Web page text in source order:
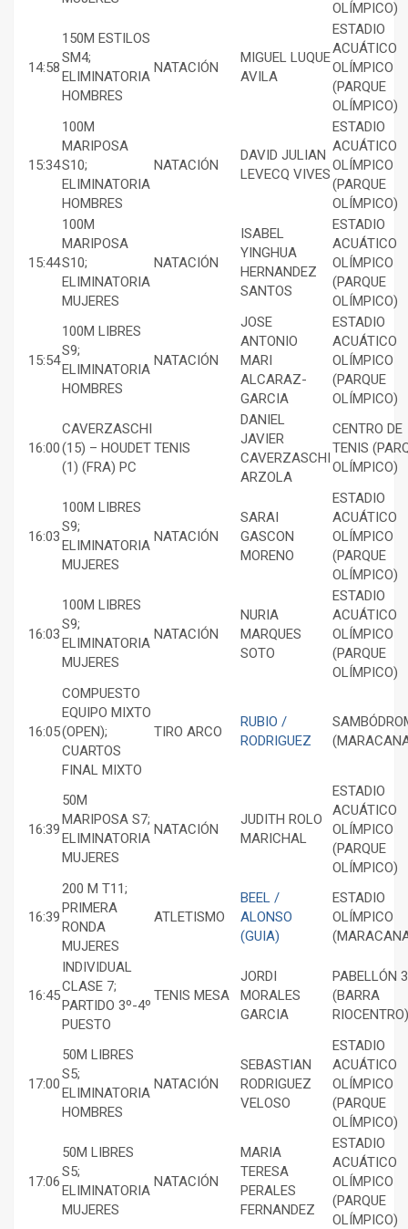
OLÍMPICO)
14:58
150M ESTILOS
SM4;
ELIMINATORIA
HOMBRES
NATACIÓN
MIGUEL LUQUE
AVILA
ESTADIO
ACUÁTICO
OLÍMPICO
(PARQUE
OLÍMPICO)
15:34
100M
MARIPOSA
S10;
ELIMINATORIA
HOMBRES
NATACIÓN
DAVID JULIAN
LEVECQ VIVES
ESTADIO
ACUÁTICO
OLÍMPICO
(PARQUE
OLÍMPICO)
15:44
100M
MARIPOSA
S10;
ELIMINATORIA
MUJERES
NATACIÓN
ISABEL
YINGHUA
HERNANDEZ
SANTOS
ESTADIO
ACUÁTICO
OLÍMPICO
(PARQUE
OLÍMPICO)
15:54
100M LIBRES
S9;
ELIMINATORIA
HOMBRES
NATACIÓN
JOSE
ANTONIO
MARI
ALCARAZ-
GARCIA
ESTADIO
ACUÁTICO
OLÍMPICO
(PARQUE
OLÍMPICO)
16:00
CAVERZASCHI
(15) – HOUDET
(1) (FRA) PC
TENIS
DANIEL
JAVIER
CAVERZASCHI
ARZOLA
CENTRO DE
TENIS
OLÍMPICO)
16:03
100M LIBRES
S9;
ELIMINATORIA
MUJERES
NATACIÓN
SARAI
GASCON
MORENO
ESTADIO
ACUÁTICO
OLÍMPICO
(PARQUE
OLÍMPICO)
16:03
100M LIBRES
S9;
ELIMINATORIA
MUJERES
NATACIÓN
NURIA
MARQUES
SOTO
ESTADIO
ACUÁTICO
OLÍMPICO
(PARQUE
OLÍMPICO)
16:05
COMPUESTO
EQUIPO MIXTO
(OPEN);
CUARTOS
FINAL MIXTO
TIRO ARCO
RUBIO /
RODRIGUEZ
16:39
50M
MARIPOSA S7;
ELIMINATORIA
MUJERES
NATACIÓN
JUDITH ROLO
MARICHAL
ESTADIO
ACUÁTICO
OLÍMPICO
(PARQUE
OLÍMPICO)
16:39
200 M T11;
PRIMERA
RONDA
MUJERES
ATLETISMO
BEEL /
ALONSO
(GUIA)
ESTADIO
OLÍMPICO
16:45
INDIVIDUAL
CLASE 7;
PARTIDO 3º-4º
PUESTO
TENIS MESA
JORDI
MORALES
GARCIA
PABELLÓN 3
(BARRA
RIOCENTRO)
17:00
50M LIBRES
S5;
ELIMINATORIA
HOMBRES
NATACIÓN
SEBASTIAN
RODRIGUEZ
VELOSO
ESTADIO
ACUÁTICO
OLÍMPICO
(PARQUE
OLÍMPICO)
17:06
50M LIBRES
S5;
ELIMINATORIA
MUJERES
NATACIÓN
MARIA
TERESA
PERALES
FERNANDEZ
ESTADIO
ACUÁTICO
OLÍMPICO
(PARQUE
OLÍMPICO)